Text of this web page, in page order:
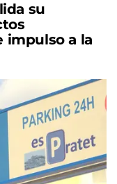
su
impulso a la